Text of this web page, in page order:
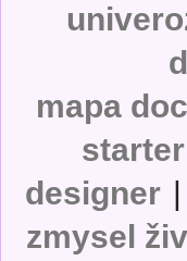
mapa
starter
designer |
zmysel